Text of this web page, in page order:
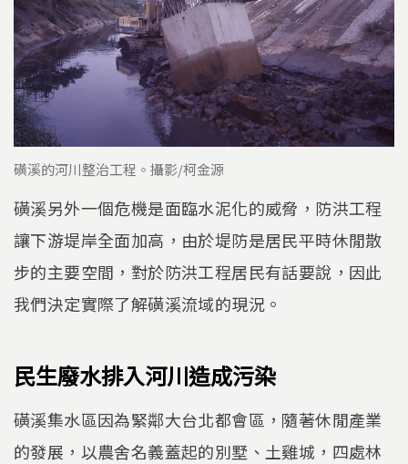
磺溪的河川整治工程。攝影/柯金源
磺溪另外一個危機是面臨水泥化的威脅，防洪工程
讓下游堤岸全面加高，由於堤防是居民平時休閒散
步的主要空間，對於防洪工程居民有話要說，因此
我們決定實際了解磺溪流域的現況。
民生廢水排入河川造成污染
磺溪集水區因為緊鄰大台北都會區，隨著休閒產業
的發展，以農舍名義蓋起的別墅、土雞城，四處林